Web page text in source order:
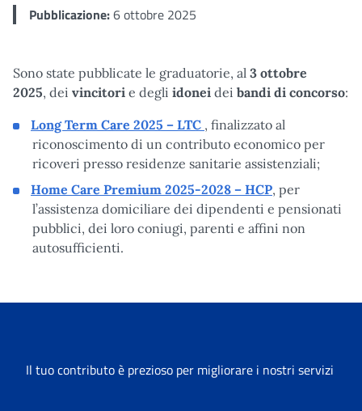
Pubblicazione:6 ottobre 2025
Sono state pubblicate le graduatorie, al 3 ottobre
2025, dei vincitori e degli idonei dei bandi di concorso:
Long Term Care 2025 – LTC , finalizzato al
riconoscimento di un contributo economico per
ricoveri presso residenze sanitarie assistenziali;
Home Care Premium 2025-2028 – HCP, per
l’assistenza domiciliare dei dipendenti e pensionati
pubblici, dei loro coniugi, parenti e affini non
autosufficienti.
Il tuo contributo è prezioso per migliorare i nostri servizi